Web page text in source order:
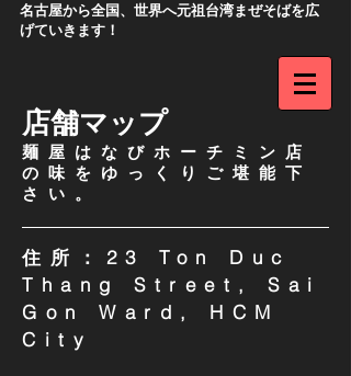
名古屋から全国、世界へ元祖台湾まぜそばを広
げていきます！
店舗マップ
​麺屋はなびホーチミン店
の 味をゆっくりご堪能下
さい。
住所：23 Ton Duc
Thang Street, Sai
Gon Ward, HCM
City